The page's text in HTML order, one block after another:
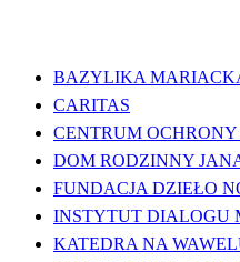
BAZYLIKA
CARITAS
CENTRUM
DOM RODZINNY
FUNDACJA DZIEŁO
INSTYTUT DIALOGU
KATEDRA NA